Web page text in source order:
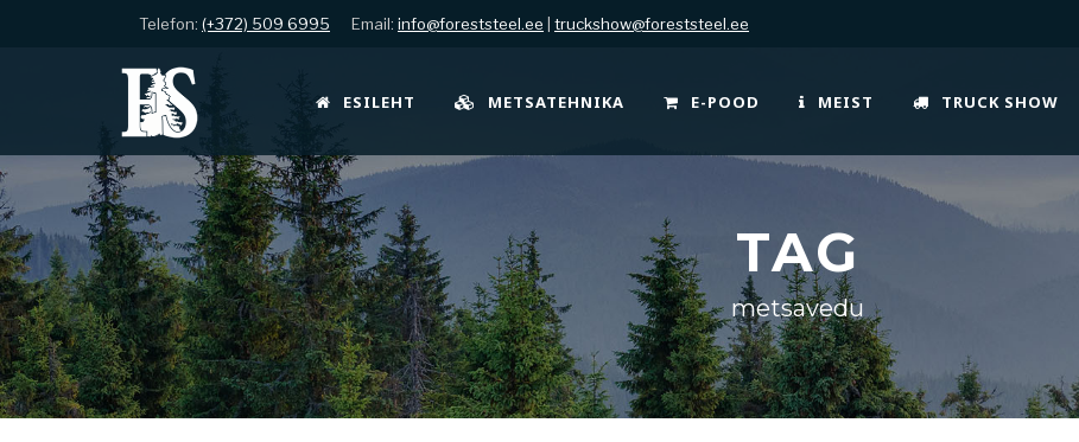
Telefon: (+372) 509 6995 Email: info@foreststeel.ee truckshow@foreststeel.ee
ESILEHT METSATEHNIKA E-POOD MEIST TRUCK SHOW
TAG
metsavedu